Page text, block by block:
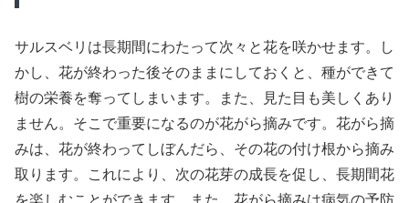
サルスベリは長期間にわたって次々と花を咲かせます。し
かし、花が終わった後そのままにしておくと、種ができて
樹の栄養を奪ってしまいます。また、見た目も美しくあり
ません。そこで重要になるのが花がら摘みです。花がら摘
みは、花が終わってしぼんだら、その花の付け根から摘み
取ります。これにより、次の花芽の成長を促し、長期間花
を楽しむことができます。また、花がら摘みは病気の予防